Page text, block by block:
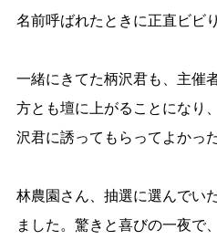
名前呼ばれたときに正直ビビ
一緒にきてた柄沢君も、主催
方とも壇に上がることになり
沢君に誘ってもらってよかっ
林農園さん、抽選に選んでい
ました。驚きと喜びの一夜で